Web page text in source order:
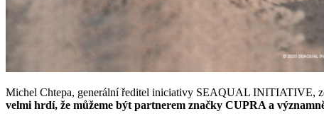
Michel Chtepa, generální ředitel iniciativy SEAQUAL INITIATIVE,
velmi hrdí, že můžeme být partnerem značky CUPRA a